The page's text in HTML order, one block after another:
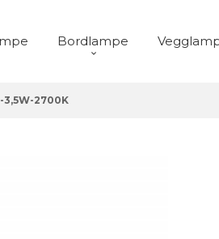
Bordlampe
3,5W-2700K